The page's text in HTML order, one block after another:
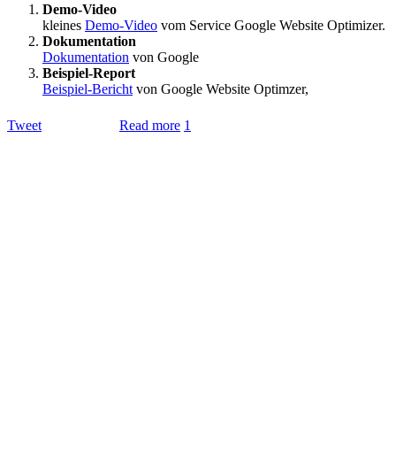
Demo-Video
kleines Demo-Video vom Service Google Website Optimizer.
Dokumentation
Dokumentation von Google
Beispiel-Report
Beispiel-Bericht von Google Website Optimzer,
Tweet Read more 1